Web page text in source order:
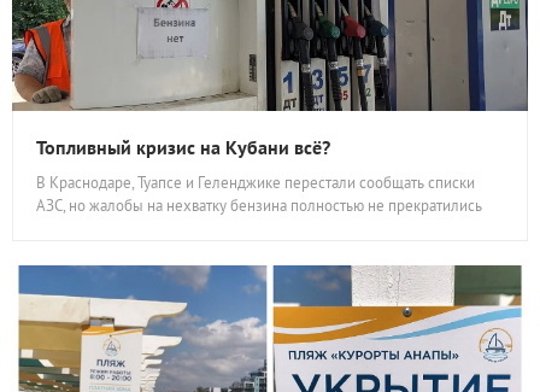
Топливный кризис на Кубани всё?
В Краснодаре, Туапсе и Геленджике перестали сообщать списки
АЗС, но жалобы на нехватку бензина полностью не прекратились